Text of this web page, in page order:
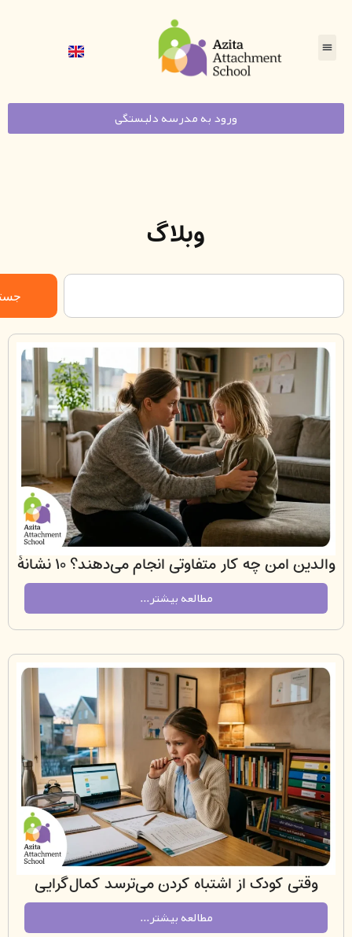
ورود به مدرسه دلبستگی
وبلاگ
والدین امن چه کار متفاوتی انجام می‌دهند؟ ۱۰ نشانهٔ
دلبستگی ایمن در خانه
مطالعه بیشتر...
کودک از اشتباه کردن می‌ترسد کمال‌گرایی
پنهان در بچه‌های موفق و مضطرب
مطالعه بیشتر...